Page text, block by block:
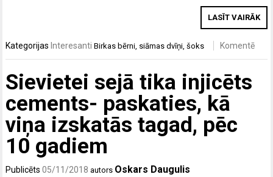
LASĪT VAIRĀK
Kategorijas Interesanti Birkas bērni, siāmas dvīņi,šoks Komentē
Sievietei sejā tika injicēts
cements- paskaties, kā
viņa izskatās tagad, pēc
10 gadiem
Publicēts05/11/2018 autors Oskars Daugulis